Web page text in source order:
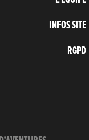
INFOS SITE
RGPD